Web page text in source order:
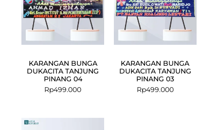
KARANGAN BUNGA
DUKACITA TANJUNG
PINANG 04
Rp499.000
KARANGAN BUNGA
DUKACITA TANJUNG
PINANG 03
Rp499.000